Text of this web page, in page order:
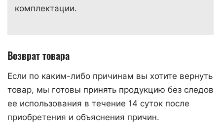
комплектации.
Возврат товара
Если по каким-либо причинам вы хотите вернуть
товар, мы готовы принять продукцию без следов
ее использования в течение 14 суток после
приобретения и объяснения причин.